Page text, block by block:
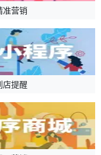
准营销
店提醒